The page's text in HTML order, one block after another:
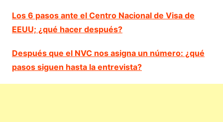
Los 6 pasos ante el Centro Nacional de Visa de
EEUU; ¿qué hacer después?
Después que el NVC nos asigna un número: ¿qué
pasos siguen hasta la entrevista?